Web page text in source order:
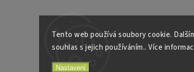
Tento web používá soubory cookie.
souhlas s jejich používáním.. Více
Nastavení